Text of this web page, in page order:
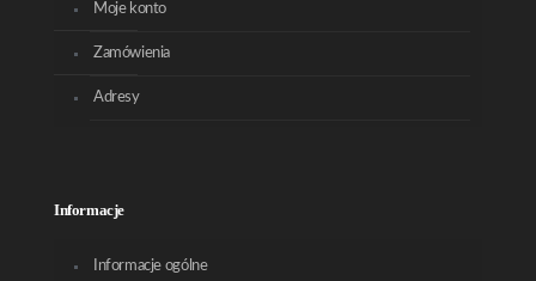
Moje konto
Zamówienia
Adresy
Informacje
Informacje ogólne